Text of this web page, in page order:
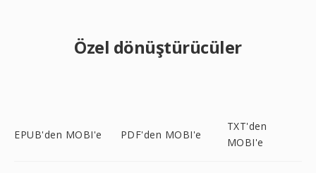
Özel dönüştürücüler
EPUB'den MOBI'e PDF'den MOBI'e
TXT'den
MOBI'e